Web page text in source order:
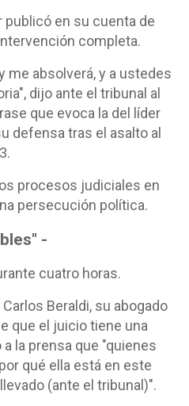
en su cuenta de
completa.
me absolverá, y a ustedes
dijo ante el tribunal al
que evoca la del líder
defensa tras el asalto al
procesos judiciales en
persecución política.
-
cuatro horas.
Beraldi, su abogado
que el juicio tiene una
la prensa que "quienes
qué ella está en este
(ante el tribunal)".